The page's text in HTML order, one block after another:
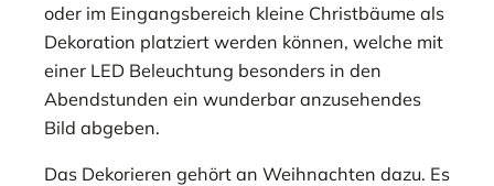
oder im Eingangsbereich kleine Christbäume als
Dekoration platziert werden können, welche mit
einer LED Beleuchtung besonders in den
Abendstunden ein wunderbar anzusehendes
Bild abgeben.
Das Dekorieren gehört an Weihnachten dazu. Es